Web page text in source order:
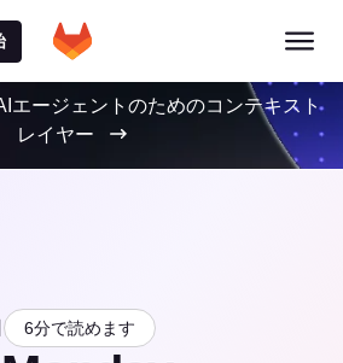
エージェントのためのコンテキスト
レイヤー
6分で読めます